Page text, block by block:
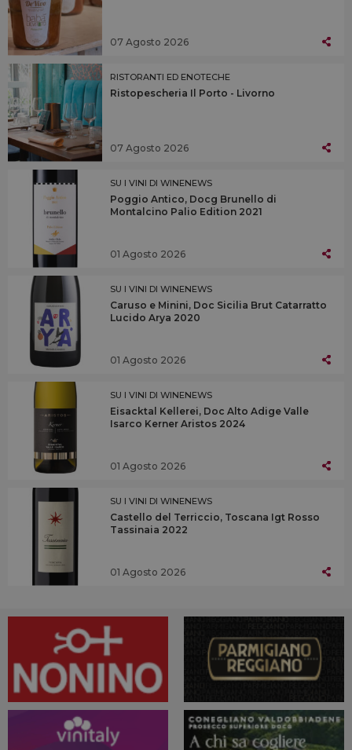
07 Agosto 2026
RISTORANTI ED ENOTECHE
Ristopescheria Il Porto - Livorno
07 Agosto 2026
SU I VINI DI WINENEWS
Poggio Antico, Docg Brunello di
Montalcino Palio Edition 2021
01 Agosto 2026
SU I VINI DI WINENEWS
Caruso e Minini, Doc Sicilia Brut Catarratto
Lucido Arya 2020
01 Agosto 2026
SU I VINI DI WINENEWS
Eisacktal Kellerei, Doc Alto Adige Valle
Isarco Kerner Aristos 2024
01 Agosto 2026
SU I VINI DI WINENEWS
Castello del Terriccio, Toscana Igt Rosso
Tassinaia 2022
01 Agosto 2026